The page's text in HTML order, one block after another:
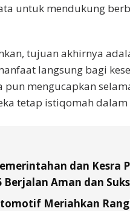
untuk mendukung
tujuan akhirnya
langsung bagi
pun mengucapkan
tetap istiqomah
dan Kesra
Berjalan Aman dan
Meriahkan